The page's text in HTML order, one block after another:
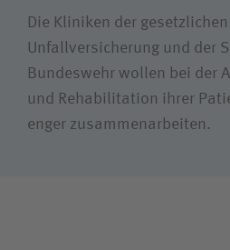
Patientin / Patient
Besucherin / Besucher
Die Kliniken der gesetzlichen
Unfallversicherung und der
Bundeswehr wollen bei der
und Rehabilitation ihrer
enger zusammenarbeiten.